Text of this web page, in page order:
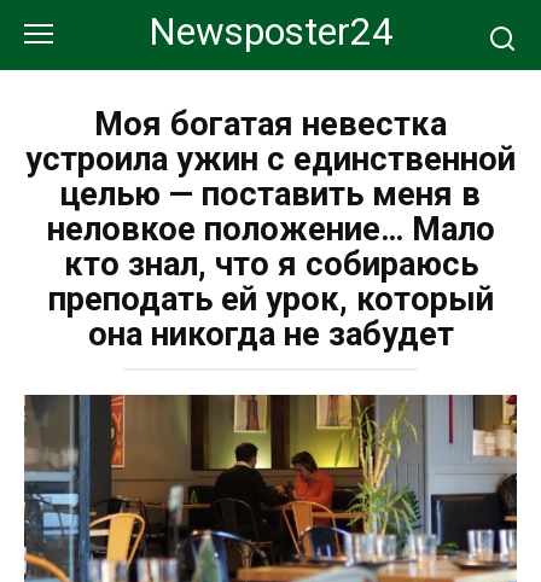
контенту
Newsposter24
Моя богатая невестка
устроила ужин с единственной
целью — поставить меня в
неловкое положение… Мало
кто знал, что я собираюсь
преподать ей урок, который
она никогда не забудет